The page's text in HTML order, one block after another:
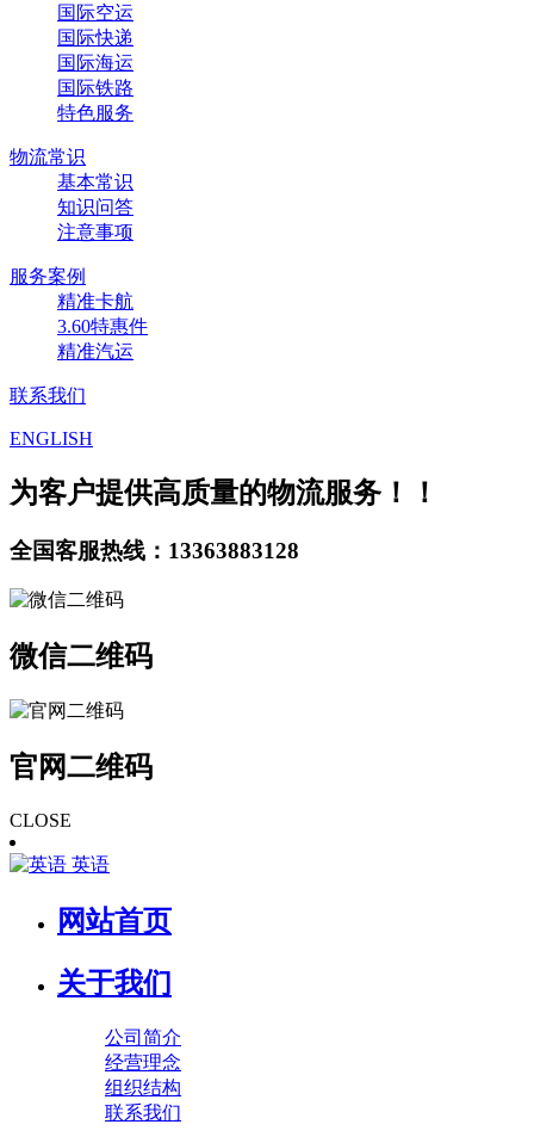
国际空运
国际快递
国际海运
国际铁路
特色服务
物流常识
基本常识
知识问答
注意事项
服务案例
精准卡航
3.60特惠件
精准汽运
联系我们
ENGLISH
为客户提供高质量的物流服务！！
全国客服热线：13363883128
微信二维码
官网二维码
CLOSE
英语
网站首页
关于我们
公司简介
经营理念
组织结构
联系我们